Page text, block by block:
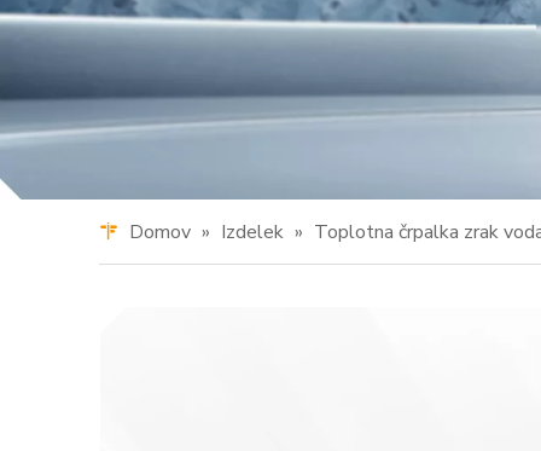
Domov » Izdelek » Toplotna črpalka zrak